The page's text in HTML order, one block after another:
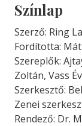
Színlap
Szerző: Ring
Fordította:
Szereplők:
Zoltán, Vass
Szerkesztő:
Zenei
Rendező: Dr.